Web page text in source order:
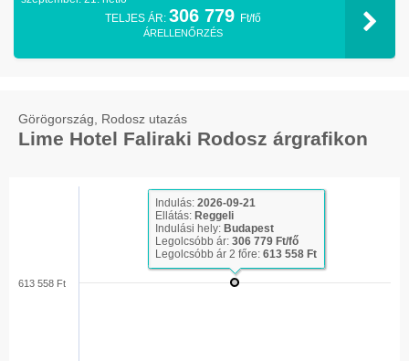
TELJES ÁR: 306 779 Ft/fő
ÁRELLENŐRZÉS
Görögország, Rodosz utazás
Lime Hotel Faliraki Rodosz árgrafikon
613 558 Ft
Indulás: 2026-09-21
Ellátás: Reggeli
Indulási hely: Budapest
Legolcsóbb ár: 306 779 Ft/fő
Legolcsóbb ár 2 főre: 613 558 Ft